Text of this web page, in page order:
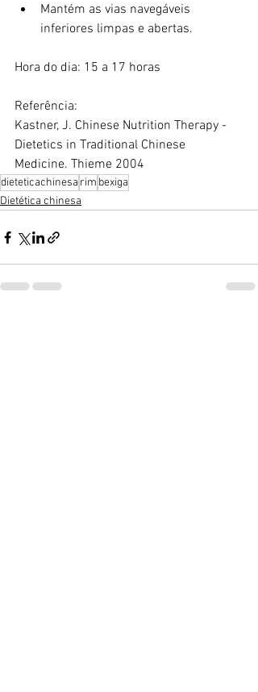
Mantém as vias navegáveis ​​
inferiores limpas e abertas.
Hora do dia: 15 a 17 horas
Referência:
Kastner, J. Chinese Nutrition Therapy -
Dietetics in Traditional Chinese
Medicine. Thieme 2004
dieteticachinesa rim bexiga
Dietética chinesa